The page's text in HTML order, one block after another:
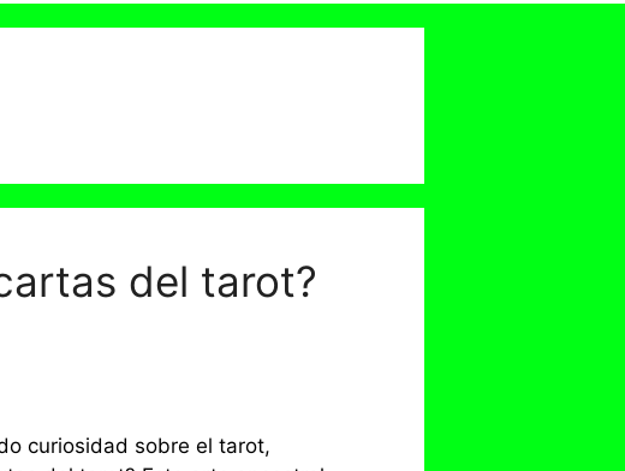
del tarot?
curiosidad sobre el tarot,